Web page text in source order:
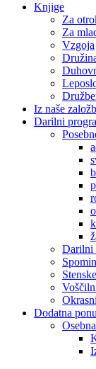
Knjige
Za
Za
Vzgoja
Iz naše
Darilni
Darilni
Dodatna